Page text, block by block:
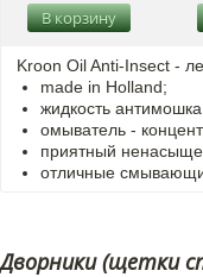
В корзину
Kroon Oil Anti-Insect -
made in Holland;
жидкость
омыватель -
приятный
отличные
Дворники (щетки